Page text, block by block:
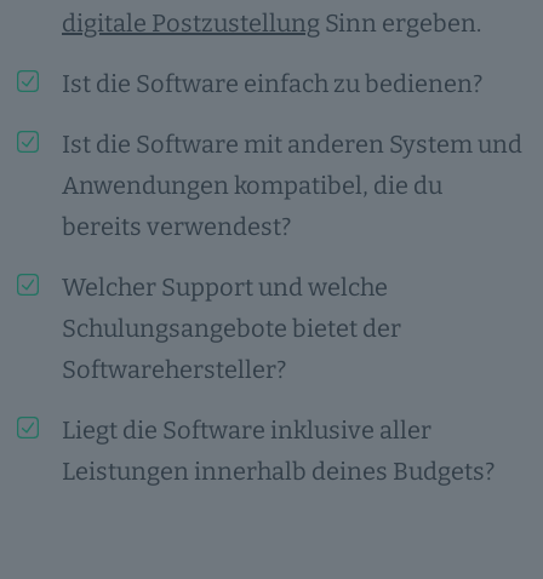
digitale Postzustellung Sinn ergeben.
Ist die Software einfach zu bedienen?
Ist die Software mit anderen System und
Anwendungen kompatibel, die du
bereits verwendest?
Welcher Support und welche
Schulungsangebote bietet der
Softwarehersteller?
Liegt die Software inklusive aller
Leistungen innerhalb deines Budgets?